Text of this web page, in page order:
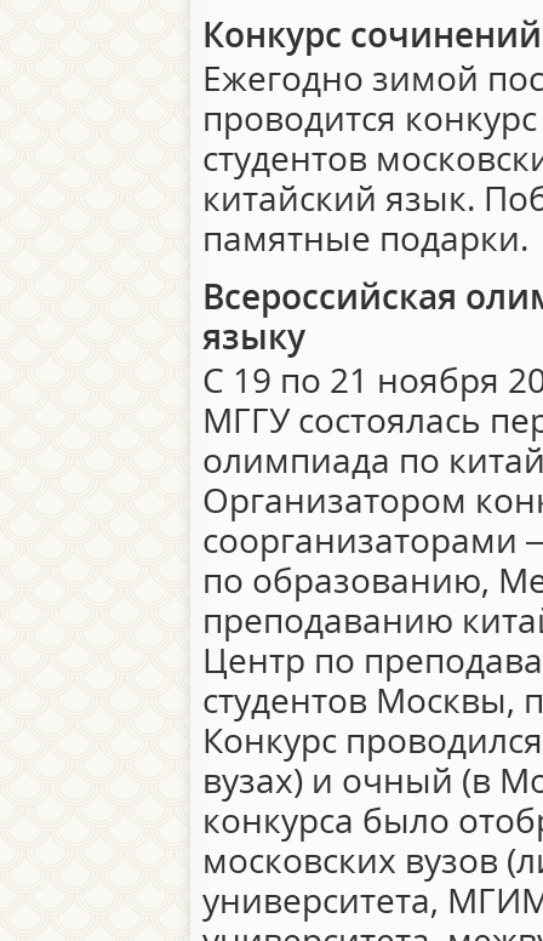
Конкурс сочинений
Ежегодно зимой
проводится
студентов
китайский язык.
памятные подарки.
Всероссийская
языку
С 19 по 21 ноября
МГГУ состоялась
олимпиада по
Организатором
соорганизаторами
по образованию,
преподаванию
Центр по
студентов Москвы,
Конкурс
вузах) и очный (в
конкурса было
московских вузов
университета,